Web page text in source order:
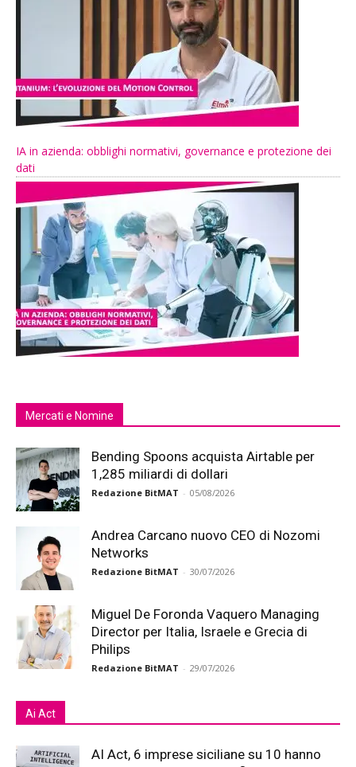
IA in azienda: obblighi normativi, governance e protezione dei
dati
Mercati e Nomine
Bending Spoons acquista Airtable per
1,285 miliardi di dollari
Redazione BitMAT - 05/08/2026
Andrea Carcano nuovo CEO di Nozomi
Networks
Redazione BitMAT - 30/07/2026
Miguel De Foronda Vaquero Managing
Director per Italia, Israele e Grecia di
Philips
Redazione BitMAT - 29/07/2026
Ai Act
AI Act, 6 imprese siciliane su 10 hanno